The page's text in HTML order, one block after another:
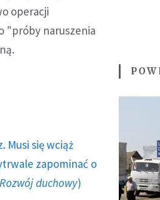
operacji
"próby naruszenia
Musi się wciąż
zapominać o
Rozwój duchowy)